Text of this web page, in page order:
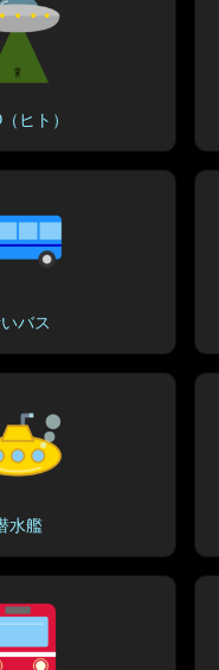
ヒト）
バス
水艦